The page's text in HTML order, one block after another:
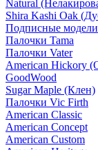
Natural
Shira Kashi Oak
Подписные модели
Палочки Tama
Палочки Vater
American Hickory
GoodWood
Sugar Maple (Клен)
Палочки Vic Firth
American Classic
American Concept
American Custom